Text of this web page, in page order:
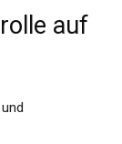
auf